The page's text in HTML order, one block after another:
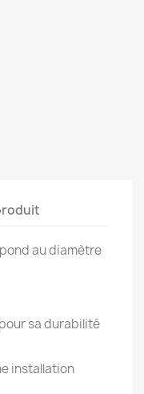
au diamètre
sa durabilité
installation